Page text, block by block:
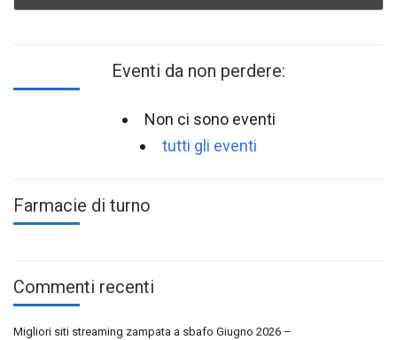
Eventi da non perdere:
Non ci sono eventi
tutti gli eventi
Farmacie di turno
Commenti recenti
Migliori siti streaming zampata a sbafo Giugno 2026 –